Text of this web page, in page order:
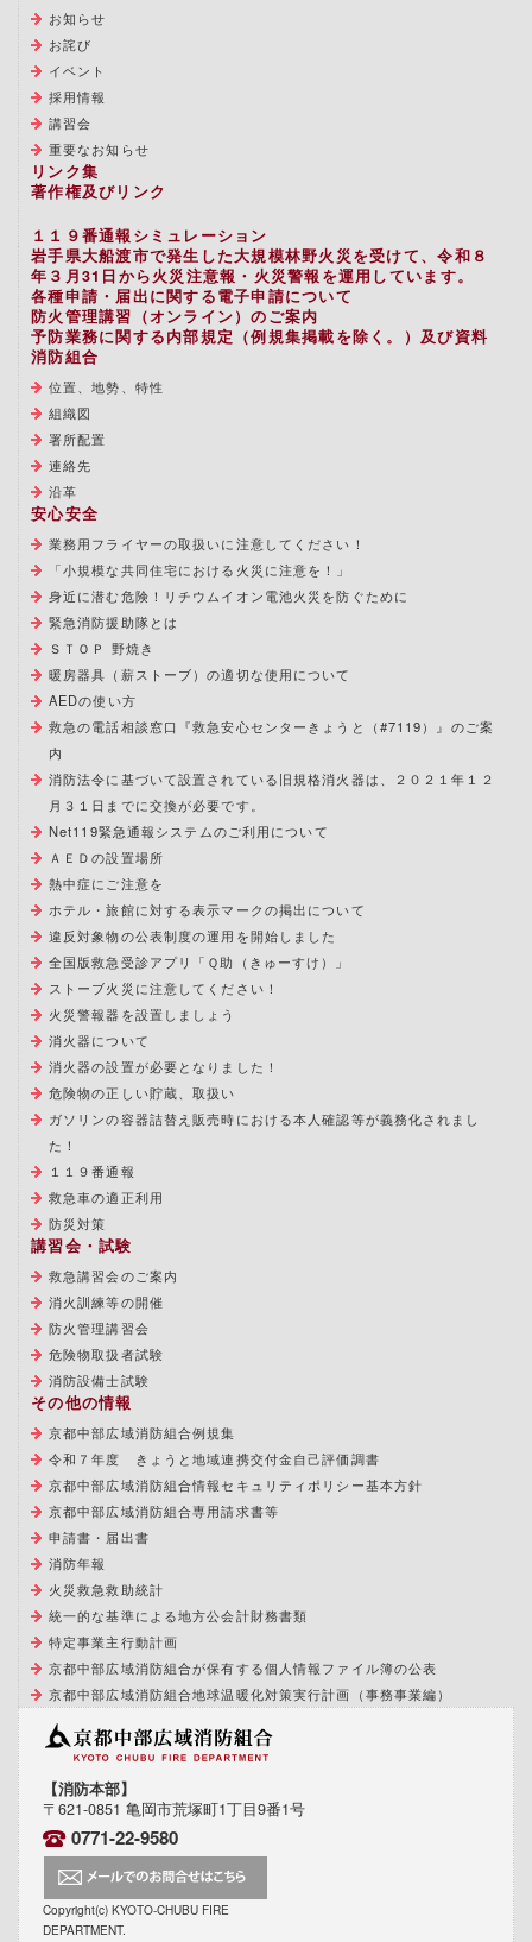
お知らせ
お詫び
イベント
採用情報
講習会
重要なお知らせ
リンク集
著作権及びリンク
１１９番通報シミュレーション
岩手県大船渡市で発生した大規模林野火災を受けて、令和８
年３月31日から火災注意報・火災警報を運用しています。
各種申請・届出に関する電子申請について
防火管理講習（オンライン）のご案内
予防業務に関する内部規定（例規集掲載を除く。）及び資料
消防組合
位置、地勢、特性
組織図
署所配置
連絡先
沿革
安心安全
業務用フライヤーの取扱いに注意してください！
「小規模な共同住宅における火災に注意を！」
身近に潜む危険！リチウムイオン電池火災を防ぐために
緊急消防援助隊とは
ＳＴＯＰ 野焼き
暖房器具（薪ストーブ）の適切な使用について
AEDの使い方
救急の電話相談窓口『救急安心センターきょうと（#7119）』のご案
内
消防法令に基づいて設置されている旧規格消火器は、２０２１年１２
月３１日までに交換が必要です。
Net119緊急通報システムのご利用について
ＡＥＤの設置場所
熱中症にご注意を
ホテル・旅館に対する表示マークの掲出について
違反対象物の公表制度の運用を開始しました
全国版救急受診アプリ「Ｑ助（きゅーすけ）」
ストーブ火災に注意してください！
火災警報器を設置しましょう
消火器について
消火器の設置が必要となりました！
危険物の正しい貯蔵、取扱い
ガソリンの容器詰替え販売時における本人確認等が義務化されまし
た！
１１９番通報
救急車の適正利用
防災対策
講習会・試験
救急講習会のご案内
消火訓練等の開催
防火管理講習会
危険物取扱者試験
消防設備士試験
その他の情報
京都中部広域消防組合例規集
令和７年度 きょうと地域連携交付金自己評価調書
京都中部広域消防組合情報セキュリティポリシー基本方針
京都中部広域消防組合専用請求書等
申請書・届出書
消防年報
火災救急救助統計
統一的な基準による地方公会計財務書類
特定事業主行動計画
京都中部広域消防組合が保有する個人情報ファイル簿の公表
京都中部広域消防組合地球温暖化対策実行計画（事務事業編）
【消防本部】
〒621-0851 亀岡市荒塚町1丁目9番1号
0771-22-9580
Copyright(c) KYOTO-CHUBU FIRE
DEPARTMENT.